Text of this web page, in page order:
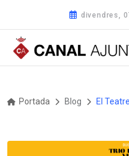
divendres,
Portada Blog